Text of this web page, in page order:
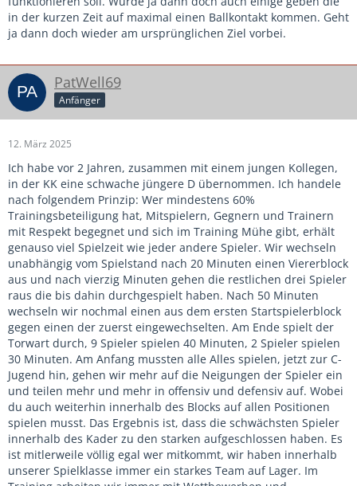
in der kurzen Zeit auf maximal einen Ballkontakt kommen. Geht
ja dann doch wieder am ursprünglichen Ziel vorbei.
PatWell69
Anfänger
12. März 2025
Ich habe vor 2 Jahren, zusammen mit einem jungen Kollegen,
in der KK eine schwache jüngere D übernommen. Ich handele
nach folgendem Prinzip: Wer mindestens 60%
Trainingsbeteiligung hat, Mitspielern, Gegnern und Trainern
mit Respekt begegnet und sich im Training Mühe gibt, erhält
genauso viel Spielzeit wie jeder andere Spieler. Wir wechseln
unabhängig vom Spielstand nach 20 Minuten einen Viererblock
aus und nach vierzig Minuten gehen die restlichen drei Spieler
raus die bis dahin durchgespielt haben. Nach 50 Minuten
wechseln wir nochmal einen aus dem ersten Startspielerblock
gegen einen der zuerst eingewechselten. Am Ende spielt der
Torwart durch, 9 Spieler spielen 40 Minuten, 2 Spieler spielen
30 Minuten. Am Anfang mussten alle Alles spielen, jetzt zur C-
Jugend hin, gehen wir mehr auf die Neigungen der Spieler ein
und teilen mehr und mehr in offensiv und defensiv auf. Wobei
du auch weiterhin innerhalb des Blocks auf allen Positionen
spielen musst. Das Ergebnis ist, dass die schwächsten Spieler
innerhalb des Kader zu den starken aufgeschlossen haben. Es
ist mitlerweile völlig egal wer mitkommt, wir haben innerhalb
unserer Spielklasse immer ein starkes Team auf Lager. Im